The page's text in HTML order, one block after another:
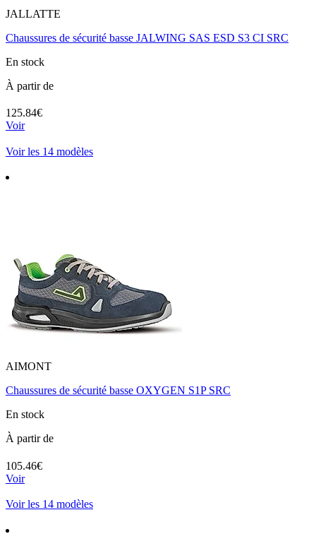
JALLATTE
Chaussures de sécurité basse JALWING SAS ESD S3 CI SRC
En stock
À partir de
125.84€
Voir
Voir les 14 modèles
AIMONT
Chaussures de sécurité basse OXYGEN S1P SRC
En stock
À partir de
105.46€
Voir
Voir les 14 modèles